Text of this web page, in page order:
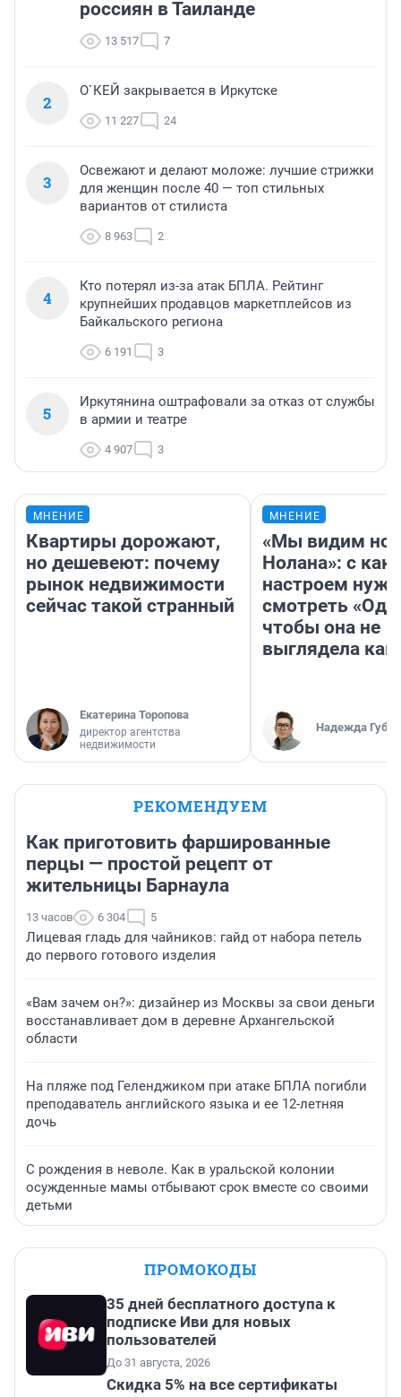
россиян в Таиланде
13 517 7
2
О`КЕЙ закрывается в Иркутске
11 227 24
3
Освежают и делают моложе: лучшие стрижки
для женщин после 40 — топ стильных
вариантов от стилиста
8 963 2
4
Кто потерял из-за атак БПЛА. Рейтинг
крупнейших продавцов маркетплейсов из
Байкальского региона
6 191 3
5
Иркутянина оштрафовали за отказ от службы
в армии и театре
4 907 3
МНЕНИЕ
Квартиры дорожают,
но дешевеют: почему
рынок недвижимости
сейчас такой странный
Екатерина Торопова
директор агентства
недвижимости
МНЕНИЕ
«Мы видим
Нолана»: с
настроем
смотреть
чтобы она не
выглядела как
Надежда
РЕКОМЕНДУЕМ
Как приготовить фаршированные
перцы — простой рецепт от
жительницы Барнаула
13 часов 6 304 5
Лицевая гладь для чайников: гайд от набора петель
до первого готового изделия
«Вам зачем он?»: дизайнер из Москвы за свои деньги
восстанавливает дом в деревне Архангельской
области
На пляже под Геленджиком при атаке БПЛА погибли
преподаватель английского языка и ее 12-летняя
дочь
С рождения в неволе. Как в уральской колонии
осужденные мамы отбывают срок вместе со своими
детьми
ПРОМОКОДЫ
35 дней бесплатного доступа к
подписке Иви для новых
пользователей
До 31 августа, 2026
Скидка 5% на все сертификаты